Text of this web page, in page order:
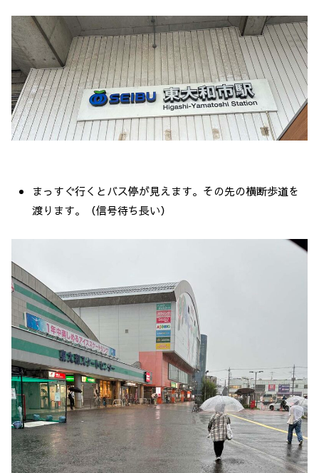
まっすぐ行くとバス停が見えます。その先の横断歩道を
渡ります。（信号待ち長い）